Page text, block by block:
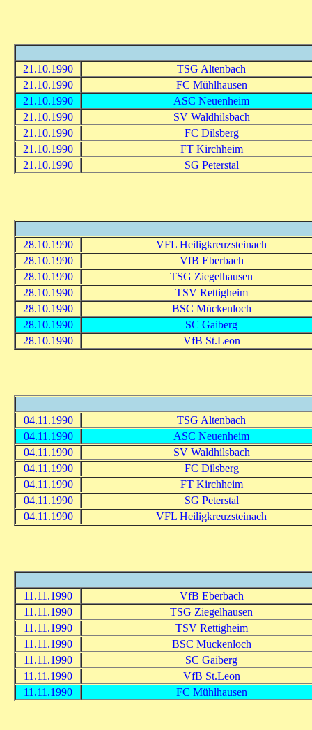
21.10.1990
TSG Altenbach
21.10.1990
FC Mühlhausen
21.10.1990
ASC Neuenheim
21.10.1990
SV Waldhilsbach
21.10.1990
FC Dilsberg
21.10.1990
FT Kirchheim
21.10.1990
SG Peterstal
28.10.1990
VFL Heiligkreuzsteinach
28.10.1990
VfB Eberbach
28.10.1990
TSG Ziegelhausen
28.10.1990
TSV Rettigheim
28.10.1990
BSC Mückenloch
28.10.1990
SC Gaiberg
28.10.1990
VfB St.Leon
04.11.1990
TSG Altenbach
04.11.1990
ASC Neuenheim
04.11.1990
SV Waldhilsbach
04.11.1990
FC Dilsberg
04.11.1990
FT Kirchheim
04.11.1990
SG Peterstal
04.11.1990
VFL Heiligkreuzsteinach
11.11.1990
VfB Eberbach
11.11.1990
TSG Ziegelhausen
11.11.1990
TSV Rettigheim
11.11.1990
BSC Mückenloch
11.11.1990
SC Gaiberg
11.11.1990
VfB St.Leon
11.11.1990
FC Mühlhausen